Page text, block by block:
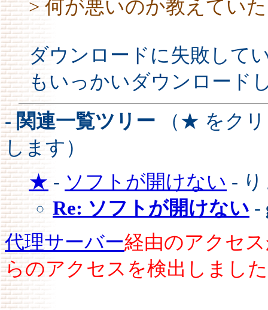
> 何が悪いのか教えてい
ダウンロードに失敗して
もいっかいダウンロード
- 関連一覧ツリー （★ をク
します）
★ - ソフトが開けない -
Re: ソフトが開けない -
代理サーバー経由のアクセ
らのアクセスを検出しまし